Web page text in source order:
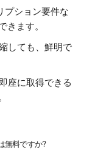
プション要件な
ます。
しても、鮮明で
座に取得できる
無料ですか?